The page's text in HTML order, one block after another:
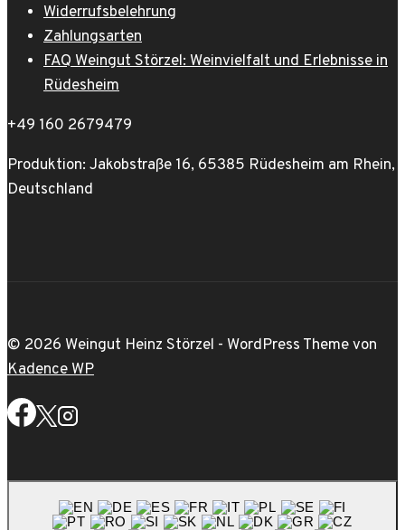
Widerrufsbelehrung
Zahlungsarten
FAQ Weingut Störzel: Weinvielfalt und Erlebnisse in
Rüdesheim
+49 160 2679479
Produktion: Jakobstraße 16, 65385 Rüdesheim am Rhein,
Deutschland
© 2026 Weingut Heinz Störzel - WordPress Theme von
Kadence WP